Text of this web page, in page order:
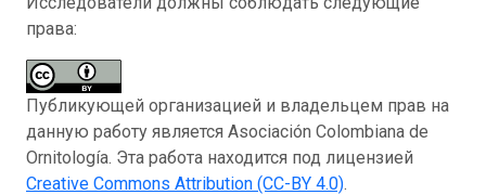
права:
Публикующей организацией и владельцем прав на
данную работу является Asociación Colombiana de
Ornitología. Эта работа находится под лицензией
Creative Commons Attribution (CC-BY 4.0).